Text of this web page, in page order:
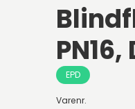
EPD
Varenr.